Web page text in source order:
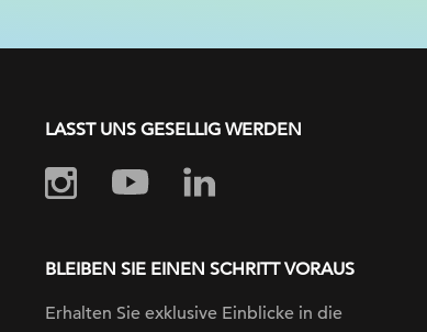
LASST UNS GESELLIG WERDEN
BLEIBEN SIE EINEN SCHRITT VORAUS
Erhalten Sie exklusive Einblicke in die